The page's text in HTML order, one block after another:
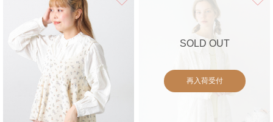
SOLD OUT
再入荷受付